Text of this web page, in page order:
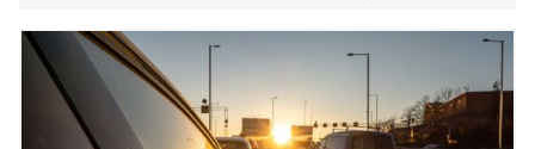
elektriske steg. Juni-tallene bekrefter også at elbilen er blitt
førstevalget langt utenfor storbyene.